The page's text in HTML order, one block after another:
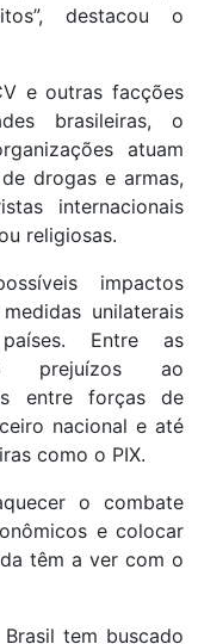
destacou o
e outras facções
brasileiras, o
atuam
drogas e armas,
internacionais
religiosas.
impactos
unilaterais
Entre as
prejuízos ao
entre forças de
nacional e até
como o PIX.
o combate
e colocar
têm a ver com o
tem buscado